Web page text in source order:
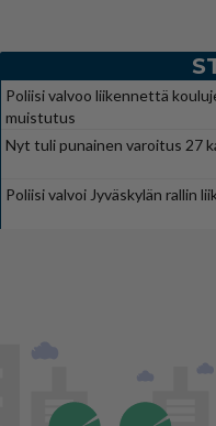
Poliisi valvoo liikennettä
muistutus
Nyt tuli punainen varoitus 27
Poliisi valvoi Jyväskylän rallin